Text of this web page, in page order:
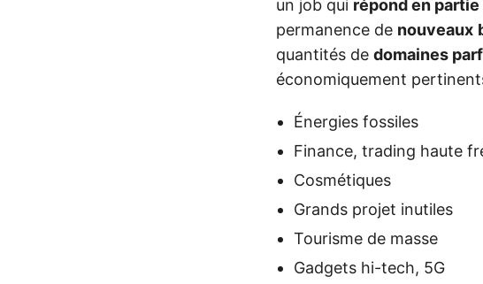
un job qui répond en
permanence de nouveaux
quantités de domaines
économiquement
Énergies fossiles
Finance, trading haute
Cosmétiques
Grands projet inutiles
Tourisme de masse
Gadgets hi-tech, 5G